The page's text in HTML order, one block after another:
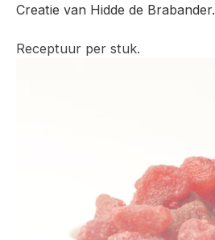
Creatie van Hidde de Brabander.
Receptuur per stuk.